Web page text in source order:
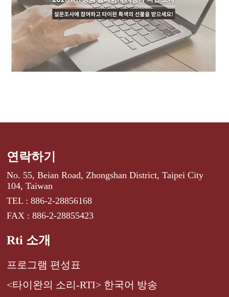
연락하기
No. 55, Beian Road, Zhongshan District, Taipei City
104, Taiwan
TEL : 886-2-28856168
FAX : 886-2-28855423
Rti 소개
프로그램 편성표
<타이완의 소리-RTI> 한국어 방송